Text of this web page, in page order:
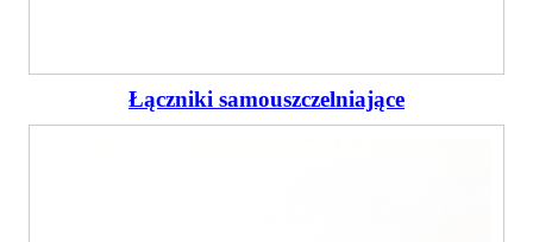
Łączniki samouszczelniające